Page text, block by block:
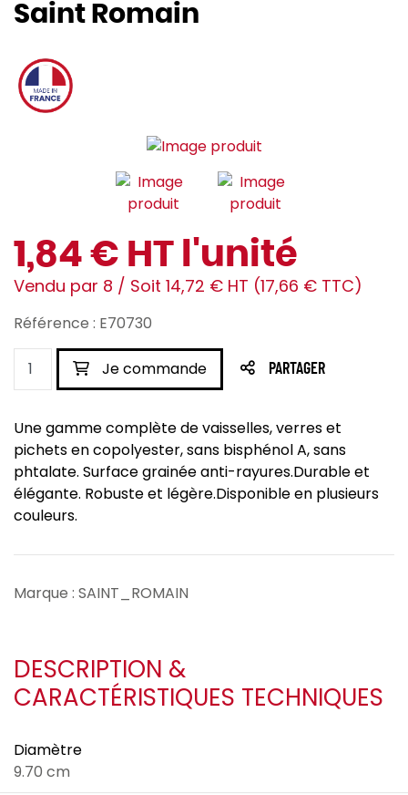
Saint Romain
1,84 € HT l'unité
Vendu par 8 / Soit 14,72 € HT (17,66 € TTC)
Référence : E70730
Je commande PARTAGER
Une gamme complète de vaisselles, verres et
pichets en copolyester, sans bisphénol A, sans
phtalate. Surface grainée anti-rayures.Durable et
élégante. Robuste et légère.Disponible en plusieurs
couleurs.
Marque : SAINT_ROMAIN
DESCRIPTION &
CARACTÉRISTIQUES TECHNIQUES
Diamètre
9.70 cm